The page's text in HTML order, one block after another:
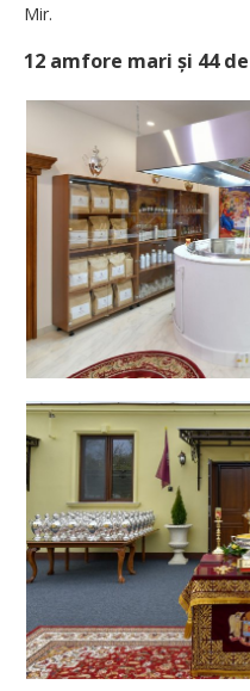
Mir.
12 amfore mari și 44